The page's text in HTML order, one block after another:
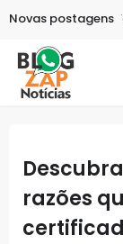
Tecnologia
Novas postagens
razões